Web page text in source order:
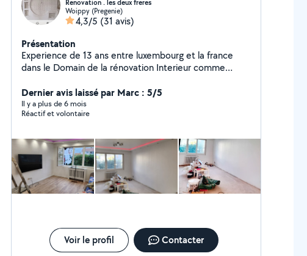
Renovation . les deux freres
Woippy (Pregenie)
4,3/5 (31 avis)
Présentation
Experience de 13 ans entre luxembourg et la france
dans le Domain de la rénovation Interieur comme
carrelage .maconnerie placo platre Endrit peinture salle
de bain nous mettons en oeuvre notre pation et notre
experience pour realiser les reves de nos clients .
Dernier avis laissé par Marc : 5/5
Il y a plus de 6 mois
Réactif et volontaire
Voir le profil Contacter